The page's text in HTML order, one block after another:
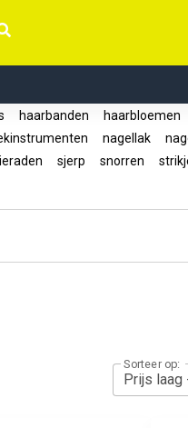
haarbanden haarbloemen
nagellak
sjerp snorren
Sorteer op: